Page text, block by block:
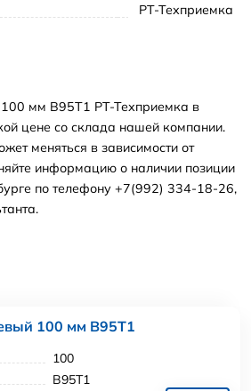
РТ-Техприемка
мм В95Т1 РТ-Техприемка в
цене со склада нашей компании.
меняться в зависимости от
информацию о наличии позиции
по телефону +7(992) 334-18-26,
100 мм В95Т1
100
В95Т1